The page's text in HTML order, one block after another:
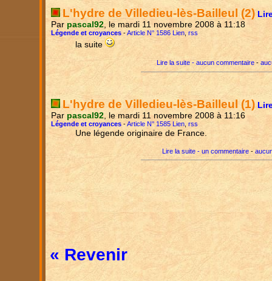
L'hydre de Villedieu-lès-Bailleul (2)
Par pascal92 , le mardi 11 novembre 2008 à 11:18
Légende et croyances -Article N° 1586 Lien rss
la suite
Lire la suite - aucun commentaire -
L'hydre de Villedieu-lès-Bailleul (1)
Par pascal92 , le mardi 11 novembre 2008 à 11:16
Légende et croyances -Article N° 1585 Lien rss
Une légende originaire de France.
Lire la suite - un commentaire -
« Revenir